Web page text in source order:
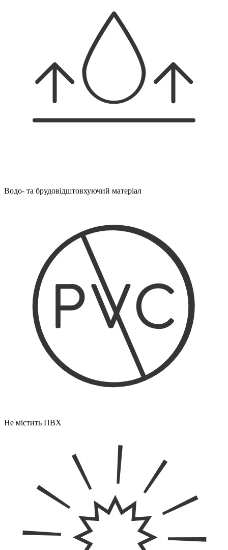
Водо- та брудовідштовхуючий матеріал
Не містить ПВХ